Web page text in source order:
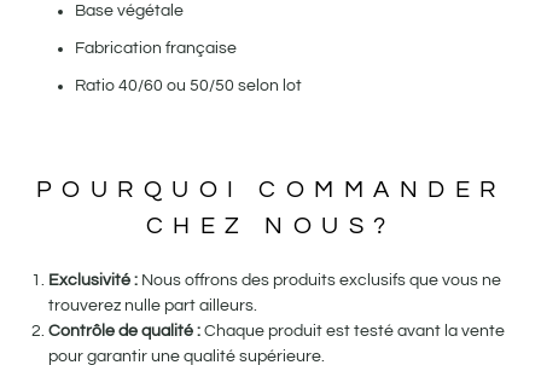
Base végétale
Fabrication française
Ratio 40/60 ou 50/50 selon lot
POURQUOI COMMANDER
CHEZ NOUS?
Exclusivité : Nous offrons des produits exclusifs que vous ne
trouverez nulle part ailleurs.
Contrôle de qualité : Chaque produit est testé avant la vente
pour garantir une qualité supérieure.